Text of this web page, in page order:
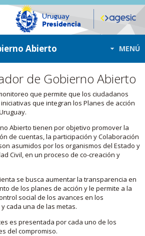
Abierto MENÚ
de Gobierno Abierto
que permite que los ciudadanos
que integran los Planes de acción
Abierto tienen por objetivo promover la
de cuentas, la participación y Colaboración
asumidos por los organismos del Estado y
Civil, en un proceso de co-creación y
se busca aumentar la transparencia en
de los planes de acción y le permite a la
social de los avances en los
cada una de las metas.
es presentada por cada uno de los
del compromiso.